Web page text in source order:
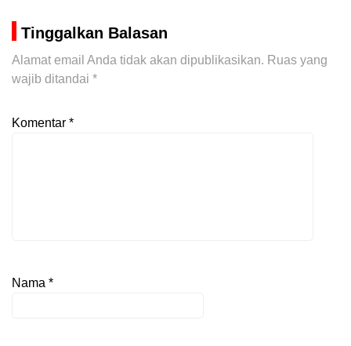
Tinggalkan Balasan
Alamat email Anda tidak akan dipublikasikan. Ruas yang
wajib ditandai *
Komentar *
Nama *